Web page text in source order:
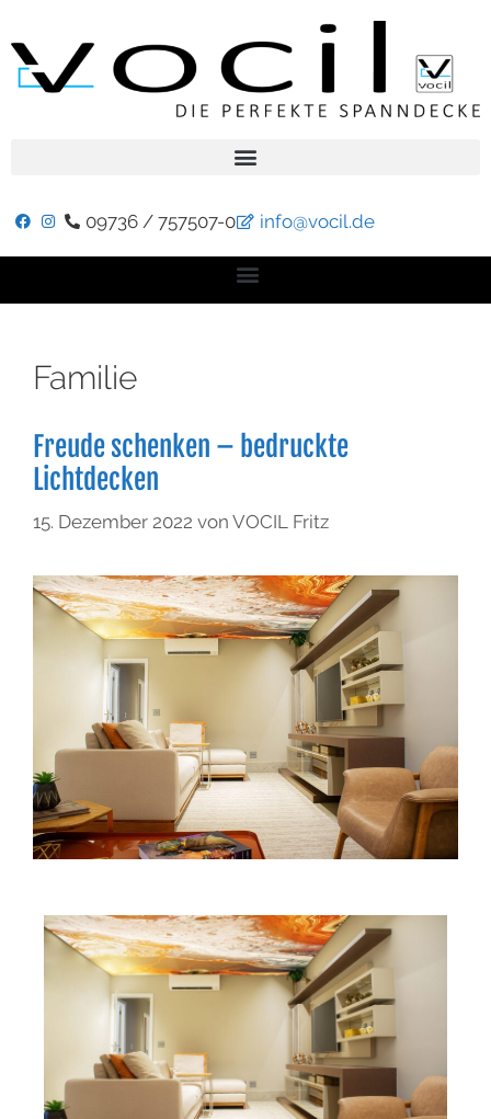
09736 / 757507-0 info@vocil.de
Familie
Freude schenken – bedruckte
Lichtdecken
15. Dezember 2022 von VOCIL Fritz